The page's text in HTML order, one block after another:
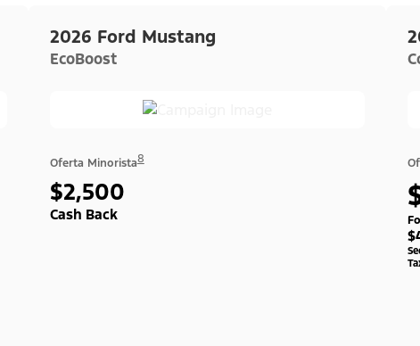
2026 Ford Mustang
EcoBoost
Oferta Minorista8
$2,500
Cash Back